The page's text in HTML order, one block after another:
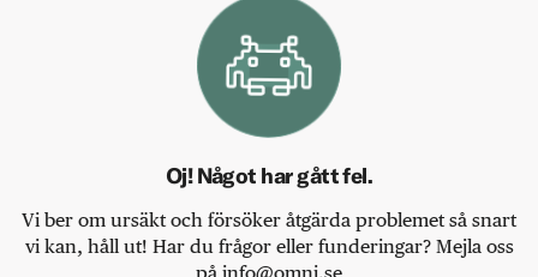
Oj! Något har gått fel.
Vi ber om ursäkt och försöker åtgärda problemet så snart
vi kan, håll ut! Har du frågor eller funderingar? Mejla oss